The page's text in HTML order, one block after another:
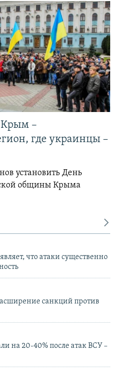
–
где украинцы –
установить День
общины Крыма
что атаки существенно
санкций против
на 20-40% после атак ВСУ –